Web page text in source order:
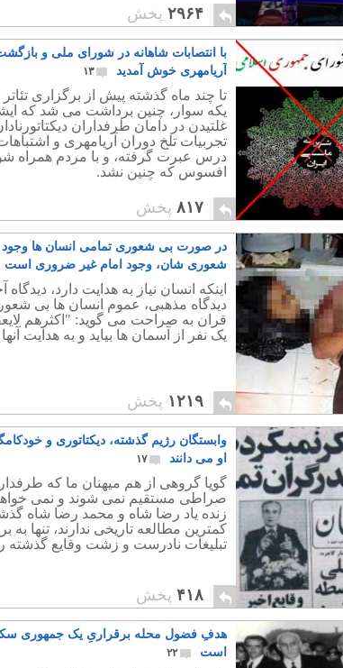
۲۹۶۴ پخش
با انتصابات شاهانه در شورای ملی و
آریامهری خوش آمدید
۱۳
تا چند ماه گذشته پیش از برگزاری
غلتیدن در دامان طرفداران
تجربیات تلخ دوران آریامهری و
درس عبرت گرفته، و با مردم همراه
افسوس که چنین نشد.
۸۱۷ پخش
در صورت بی شعوری تمامی انسان ها وجود
شعوری شان، وجود امام غیر ضروری است
اینکه انسان نیاز به هدایت دارد،
دیدگاه مذهبی، عموم انسان ها بی
قران به صراحت می گوید: "اکثرهم
یک نفر از آسمان ها بیاید و به هدایت
۱۲۱۹ پخش
وابستگان رژیم گذشته، دیکتاتوری و
او می دانند
۱۷
گویا گروهی از هم میهنان ما که طرفدار
صراطی مستقیم نمی شوند و نمی
زنده یاد رضا شاه و محمد رضا شاه
کمترین مطالعه تاریخی ندارند، تنها
تبلیغات نادرست و زشت وقایع گذشته
۴۱۸ پخش
هدفِ فضول محله برقراریِ یک جمهوری
است
۲۲